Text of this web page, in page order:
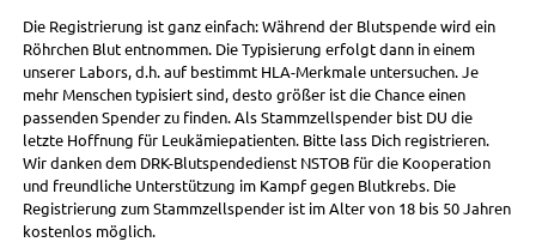
Die Registrierung ist ganz einfach: Während der Blutspende wird ein
Röhrchen Blut entnommen. Die Typisierung erfolgt dann in einem
unserer Labors, d.h. auf bestimmt HLA-Merkmale untersuchen. Je
mehr Menschen typisiert sind, desto größer ist die Chance einen
passenden Spender zu finden. Als Stammzellspender bist DU die
letzte Hoffnung für Leukämiepatienten. Bitte lass Dich registrieren.
Wir danken dem DRK-Blutspendedienst NSTOB für die Kooperation
und freundliche Unterstützung im Kampf gegen Blutkrebs. Die
Registrierung zum Stammzellspender ist im Alter von 18 bis 50 Jahren
kostenlos möglich.